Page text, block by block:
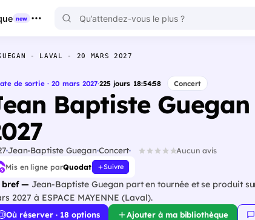
new
- LAVAL - 20 MARS 2027
de sortie · 20 mars 2027·225 jours 18:54:57 Concert
Baptiste
Jean-Baptiste GueganConcert Aucun avis
Mis en ligne parQuodat Suivre
bref — Jean-Baptiste Guegan part en tournée et se produit
2027 à ESPACE MAYENNE (Laval).
Où réserver · 18 options Ajouter à ma bibliothèque